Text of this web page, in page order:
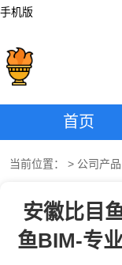
手机版
首页
当前位置： > 公司产品
安徽比目
鱼BIM-专